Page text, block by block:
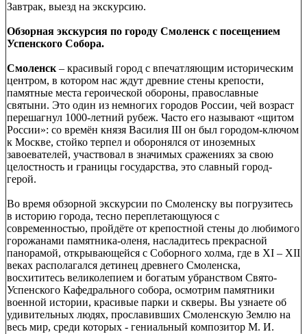
Завтрак, выезд на экскурсию.
Обзорная экскурсия по городу Смоленск с посещением
Успенского Собора.
Смоленск – красивый город с впечатляющим историческим
центром, в котором нас ждут древние стены крепости,
памятные места героической обороны, православные
святыни. Это один из немногих городов России, чей возраст
перешагнул 1000-летний рубеж. Часто его называют «щитом
России»: со времён князя Василия III он был городом-ключом
к Москве, стойко терпел и оборонялся от иноземных
завоевателей, участвовал в значимых сражениях за свою
целостность и границы государства, это славный город-
герой.
Во время обзорной экскурсии по Смоленску вы погрузитесь
в историю города, тесно переплетающуюся с
современностью, пройдёте от крепостной стены до любимого
горожанами памятника-оленя, насладитесь прекрасной
панорамой, открывающейся с Соборного холма, где в XI – XII
веках располагался детинец древнего Смоленска,
восхититесь великолепием и богатым убранством Свято-
Успенского Кафедрального собора, осмотрим памятники
военной истории, красивые парки и скверы. Вы узнаете об
удивительных людях, прославивших Смоленскую Землю на
весь мир, среди которых - гениальный композитор М. И.